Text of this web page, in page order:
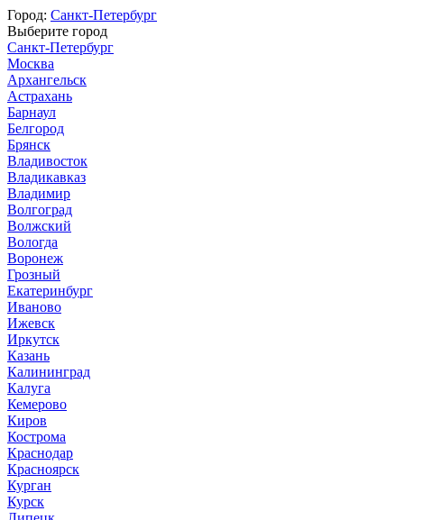
Город: Санкт-Петербург
Выберите город
Санкт-Петербург
Москва
Архангельск
Астрахань
Барнаул
Белгород
Брянск
Владивосток
Владикавказ
Владимир
Волгоград
Волжский
Вологда
Воронеж
Грозный
Екатеринбург
Иваново
Ижевск
Иркутск
Казань
Калининград
Калуга
Кемерово
Киров
Кострома
Краснодар
Красноярск
Курган
Курск